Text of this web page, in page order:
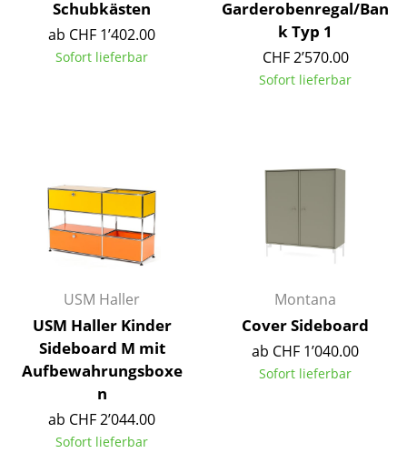
Betten
Kinderbetten
Nachttische & Bettzubehör
... alle Betten
Accessoires
Uhren
Spiegel
Figuren & Miniaturen
Vasen
Schubkästen
ab CHF 1’402.00
Sofort lieferbar
Garderobenregal/Ban
k Typ 1
CHF 2’570.00
Sofort lieferbar
USM Haller
USM Haller Kinder
Sideboard M mit
Aufbewahrungsboxe
n
ab CHF 2’044.00
Sofort lieferbar
Montana
Cover Sideboard
ab CHF 1’040.00
Sofort lieferbar